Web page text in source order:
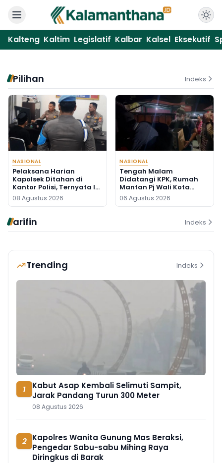
Kalteng Kaltim Legislatif Kalbar Kalsel Eksekutif
Pilihan Indeks
NASIONAL
Pelaksana Harian
Kapolsek Ditahan di
Kantor Polisi, Ternyata Ini
Penyebabnya
08 Agustus 2026
NASIONAL
Tengah Malam
Didatangi KPK, Rumah
Mantan Pj Wali Kota
Digeledah, Empat Koper
Dibawa
06 Agustus 2026
arifin Indeks
Trending Indeks
1
Kabut Asap Kembali Selimuti Sampit,
Jarak Pandang Turun 300 Meter
08 Agustus 2026
2 Kapolres Wanita Gunung Mas Beraksi,
Pengedar Sabu-sabu Mihing Raya
Diringkus di Barak